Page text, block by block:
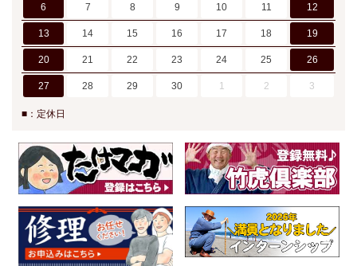
6 7 8 9 10 11 12
13 14 15 16 17 18 19
20 21 22 23 24 25 26
27 28 29 30 1 2 3
■：定休日